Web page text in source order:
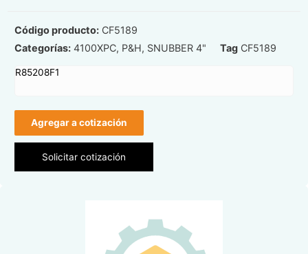
Código producto: CF5189
Categorías: 4100XPC, P&H, SNUBBER 4" Tag CF5189
R85208F1
Agregar a cotización
Solicitar cotización